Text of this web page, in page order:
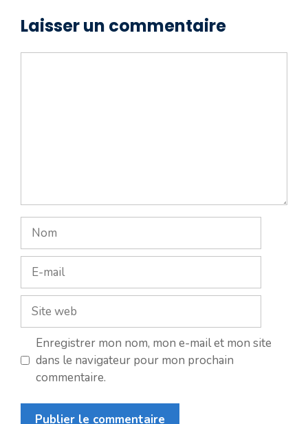
Laisser un commentaire
Nom
mail
Site
web
Enregistrer mon nom, mon e-mail et mon site
dans le navigateur pour mon prochain
commentaire.